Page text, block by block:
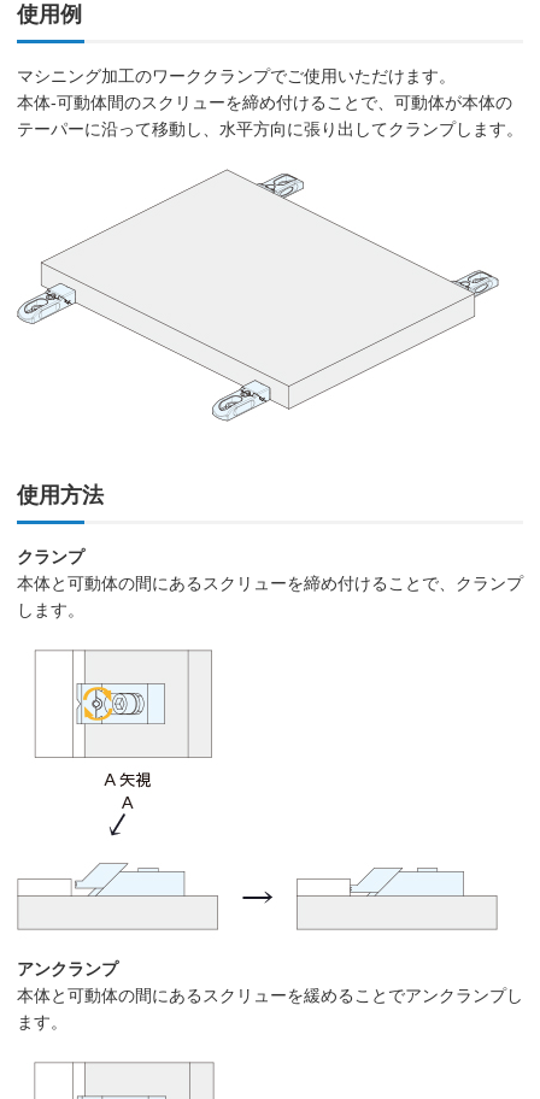
使用例
マシニング加工のワーククランプでご使用いただけます。
本体-可動体間のスクリューを締め付けることで、可動体が本体の
テーパーに沿って移動し、水平方向に張り出してクランプします。
使用方法
クランプ
本体と可動体の間にあるスクリューを締め付けることで、クランプ
します。
アンクランプ
本体と可動体の間にあるスクリューを緩めることでアンクランプし
ます。